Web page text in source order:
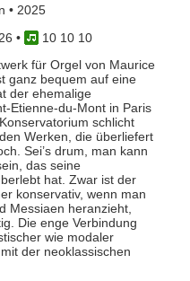
• 2025
•
10 10 10
für Orgel von Maurice
ganz bequem auf eine
der ehemalige
Etienne-du-Mont in Paris
schlicht
Werken, die überliefert
Sei’s drum, man kann
das seine
hat. Zwar ist der
konservativ, wenn man
Messiaen heranzieht,
Die enge Verbindung
wie modaler
der neoklassischen